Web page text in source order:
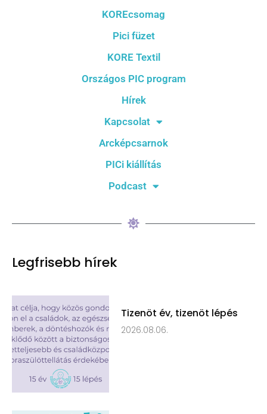
KOREcsomag
Pici füzet
KORE Textil
Országos PIC program
Hírek
Kapcsolat
Arcképcsarnok
PICi kiállítás
Podcast
Legfrisebb hírek
Tizenöt év, tizenöt lépés
2026.08.06.